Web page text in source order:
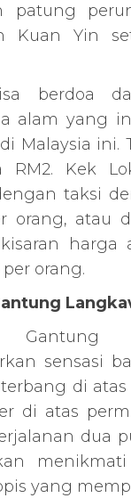
patung
Kuan Yin
berdoa
alam yang
Malaysia ini.
RM2. Kek
taksi
orang, atau
harga
orang.
Gantung
sensasi
di
di atas
dua
menikmati
yang